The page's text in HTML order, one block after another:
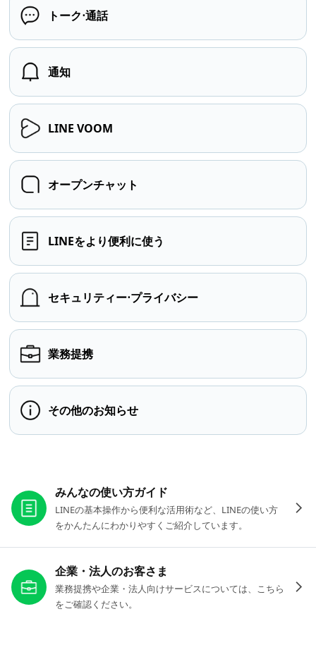
トーク⋅通話
通知
LINE VOOM
オープンチャット
LINEをより便利に使う
セキュリティー⋅プライバシー
業務提携
その他のお知らせ
みんなの使い方ガイド
LINEの基本操作から便利な活用術など、LINEの使い方
をかんたんにわかりやすくご紹介しています。
企業・法人のお客さま
業務提携や企業・法人向けサービスについては、こちら
をご確認ください。